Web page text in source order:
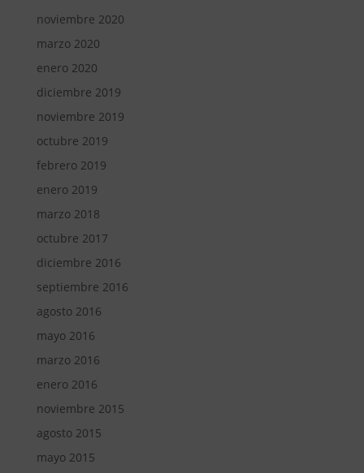
noviembre 2020
marzo 2020
enero 2020
diciembre 2019
noviembre 2019
octubre 2019
febrero 2019
enero 2019
marzo 2018
octubre 2017
diciembre 2016
septiembre 2016
agosto 2016
mayo 2016
marzo 2016
enero 2016
noviembre 2015
agosto 2015
mayo 2015